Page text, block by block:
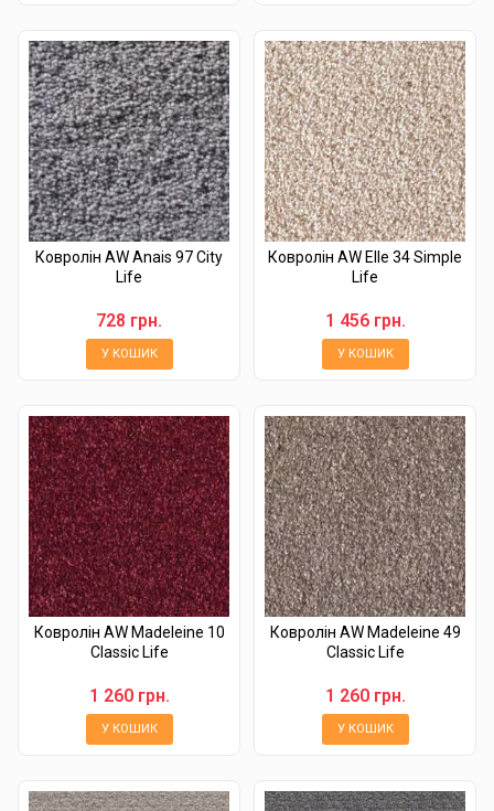
Ковролін AW Anais 97 City
Life
728 грн.
У КОШИК
Ковролін AW Elle 34 Simple
Life
1 456 грн.
У КОШИК
Ковролін AW Madeleine 10
Classic Life
1 260 грн.
У КОШИК
Ковролін AW Madeleine 49
Classic Life
1 260 грн.
У КОШИК